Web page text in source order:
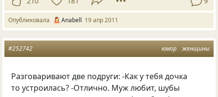
Опубликовала Anabell 19 апр 2011
юмор женщины
#252742
Разговаривают две подруги: -Как у тебя дочка
то устроилась? -Отлично. Муж любит, шубы